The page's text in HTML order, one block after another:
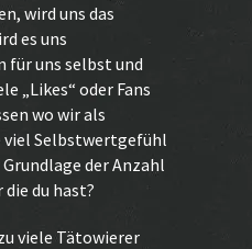
wird uns das
es uns
für uns selbst und
„Likes“ oder Fans
wo wir als
viel Selbstwertgefühl
der Anzahl
die du hast?
viele Tätowierer